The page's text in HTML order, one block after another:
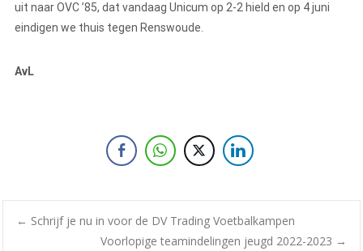
uit naar OVC ’85, dat vandaag Unicum op 2-2 hield en op 4 juni
eindigen we thuis tegen Renswoude.
AvL
← Schrijf je nu in voor de DV Trading Voetbalkampen
Voorlopige teamindelingen jeugd 2022-2023 →